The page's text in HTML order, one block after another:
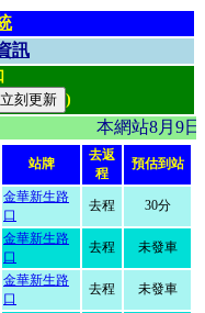
訊
)
本網站8月9
站牌
去返
程
預估到站
金華新生路
口
去程 30分
金華新生路
口
去程 未發車
金華新生路
口
去程 未發車